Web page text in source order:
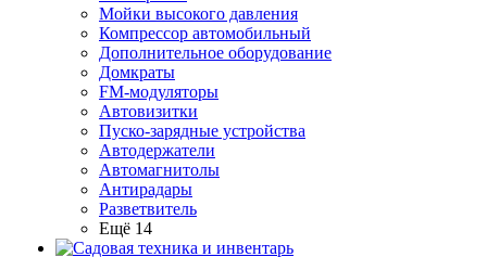
Мойки высокого давления
Компрессор автомобильный
Дополнительное оборудование
Домкраты
FM-модуляторы
Автовизитки
Пуско-зарядные устройства
Автодержатели
Автомагнитолы
Антирадары
Разветвитель
Ещё 14